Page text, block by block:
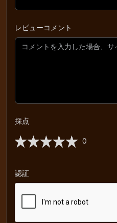
レビューコメント
採点
0
認証